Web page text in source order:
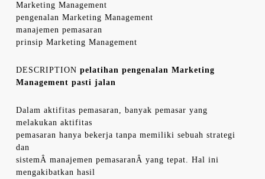
Marketing Management
pengenalan Marketing Management
manajemen pemasaran
prinsip Marketing Management
DESCRIPTION pelatihan pengenalan Marketing
Management pasti jalan
Dalam aktifitas pemasaran, banyak pemasar yang
melakukan aktifitas
pemasaran hanya bekerja tanpa memiliki sebuah strategi
dan
sistemÂ manajemen pemasaranÂ yang tepat. Hal ini
mengakibatkan hasil